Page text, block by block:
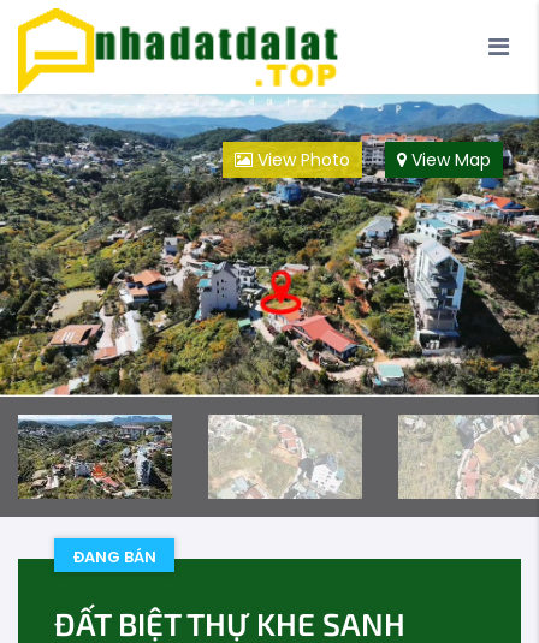
Trang Chủ Blog Đà Lạt Loại Hình
Đội ngũ
View Photo View Map
ĐANG BÁN
ĐẤT BIỆT THỰ KHE SANH